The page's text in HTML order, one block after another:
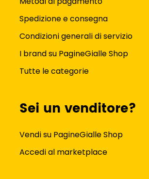
Spedizione e consegna
Condizioni generali di servizio
I brand su PagineGialle Shop
Tutte le categorie
Sei un venditore?
Vendi su PagineGialle Shop
Accedi al marketplace